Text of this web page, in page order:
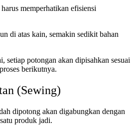
memperhatikan efisiensi
di atas kain, semakin sedikit bahan
setiap potongan akan dipisahkan sesuai
berikutnya.
(Sewing)
dipotong akan digabungkan dengan
produk jadi.